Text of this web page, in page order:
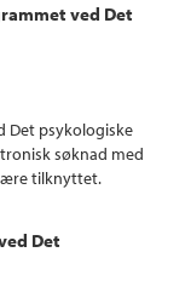
ved Det
Det psykologiske
søknad med
tilknyttet.
Det